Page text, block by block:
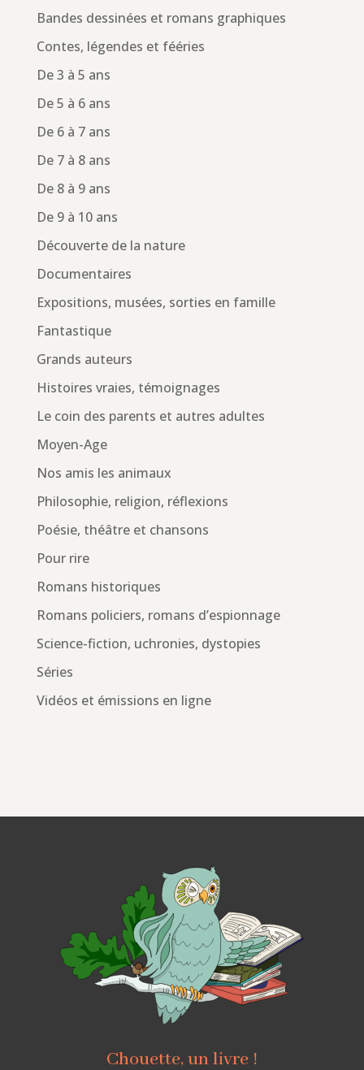
Bandes dessinées et romans graphiques
Contes, légendes et fééries
De 3 à 5 ans
De 5 à 6 ans
De 6 à 7 ans
De 7 à 8 ans
De 8 à 9 ans
De 9 à 10 ans
Découverte de la nature
Documentaires
Expositions, musées, sorties en famille
Fantastique
Grands auteurs
Histoires vraies, témoignages
Le coin des parents et autres adultes
Moyen-Age
Nos amis les animaux
Philosophie, religion, réflexions
Poésie, théâtre et chansons
Pour rire
Romans historiques
Romans policiers, romans d’espionnage
Science-fiction, uchronies, dystopies
Séries
Vidéos et émissions en ligne
Chouette, un livre !